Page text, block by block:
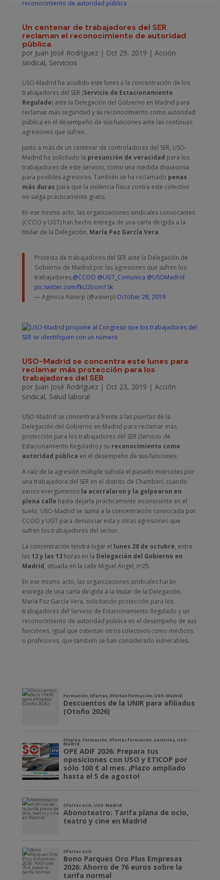
Un centenar de trabajadores del SER
reclaman el reconocimiento de autoridad
pública
por Juan José Rodríguez| Oct 29, 2019 | Acción
sindical, Servicios
USO-Madrid ha acudido este lunes a la concentración de los
trabajadores del SER (Servicio de Estacionamiento
Regulado) ante la Delegación del Gobierno en Madrid para
reclamar más seguridad y su reconocimiento como autoridad
pública en el desempeño de sus funciones ante las continuas
agresiones que sufren.
Junto a más de un centenar de controladores del SER, USO-
Madrid ha solicitado la presunción de veracidad para los
trabajadores de este servicio, como una medida disuasoria
para posibles agresores. También se ha reclamado penas
más duras para que la violencia física contra este colectivo
no salga prácticamente gratis.
En ese mismo acto, las organizaciones sindicales convocantes
(CCOO y UGT) han hecho entrega de una carta dirigida a la
titular de la Delegación, María Paz García Vera.
Protesta de trabajadores del SER ante la Delegación de
Gobierno de Madrid por las agresiones que sufren los
trabajadores.@CCOO @UGT_Comunica @USOMadrid
pic.twitter.com/fkU2bom1Sk
— Agencia Asnerp (@asnerp) October 28, 2019
USO-Madrid se concentra este lunes para
reclamar más protección para los
trabajadores del SER
por Juan José Rodríguez| Oct 23, 2019 | Acción
sindical, Salud laboral
USO-Madrid se concentrará frente a las puertas de la
Delegación del Gobierno en Madrid para reclamar más
protección para los trabajadores del SER (Servicio de
Estacionamiento Regulado) y su reconocimiento como
autoridad pública en el desempeño de sus funciones.
A raíz de la agresión múltiple sufrida el pasado miércoles por
una trabajadora del SER en el distrito de Chamberí, cuando
varios energúmenos la acorralaron y la golpearon en
plena calle hasta dejarla prácticamente inconsciente en el
suelo, USO-Madrid se suma a la concentración convocada por
CCOO y UGT para denunciar esta y otras agresiones que
sufren los trabajadores del sector.
La concentración tendrá lugar el lunes 28 de octubre, entre
las 12 y las 13horas en la Delegación del Gobierno en
Madrid, situada en la calle Miguel Ángel, nº25.
En ese mismo acto, las organizaciones sindicales harán
entrega de una carta dirigida a la titular de la Delegación,
María Paz García Vera, solicitando protección para los
trabajadores del Servicio de Estacionamiento Regulado y un
reconocimiento de autoridad pública en el desempeño de sus
funciones, igual que ostentan otros colectivos como médicos
o profesores, que también se han considerado vulnerables.